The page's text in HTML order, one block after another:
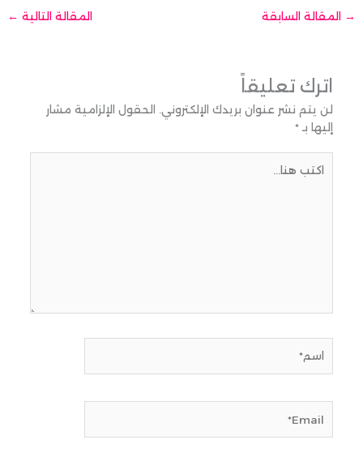
→ المقالة السابقة المقالة التالية ←
اترك تعليقاً
لن يتم نشر عنوان بريدك الإلكتروني. الحقول الإلزامية مشار
إليها بـ *
هنا...